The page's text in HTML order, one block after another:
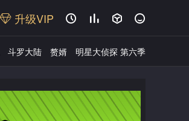
升级VIP    
斗罗大陆 赘婿 明星大侦探 第六季